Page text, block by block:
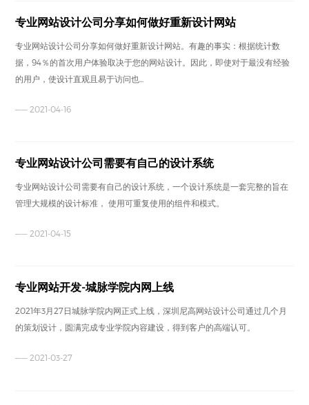
专业网站设计公司分享如何做好重新设计网站
专业网站设计公司分享如何做好重新设计网站。有趣的事实：根据统计数
据，94％的首次用户体验取决于您的网站设计。因此，即使对于最没有经验
的用户，使设计直观且易于访问也...
—— 2021-04-16
专业网站设计公司需要有自己的设计系统
专业网站设计公司需要有自己的设计系统，一个设计系统是一套完整的旨在
管理大规模的设计标准， 使用可重复使用的组件和模式。
—— 2021-04-15
专业网站开发-城脉学院内网上线
2021年3月27日城脉学院内网正式上线，深圳尼高网站设计公司通过几个月
的策划设计，圆满完成专业学院内容建设，得到客户的高端认可。
—— 2021-03-27